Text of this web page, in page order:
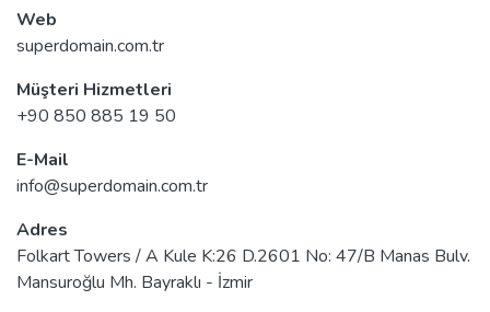
Web
superdomain.com.tr
Müşteri Hizmetleri
+90 850 885 19 50
E-Mail
info@superdomain.com.tr
Adres
Folkart Towers / A Kule K:26 D.2601 No: 47/B Manas Bulv.
Mansuroğlu Mh. Bayraklı - İzmir